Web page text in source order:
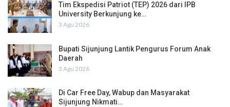
Tim Ekspedisi Patriot (TEP) 2026 dari IPB
University Berkunjung ke…
3 Agu 2026
Bupati Sijunjung Lantik Pengurus Forum Anak
Daerah
3 Agu 2026
Di Car Free Day, Wabup dan Masyarakat
Sijunjung Nikmati…